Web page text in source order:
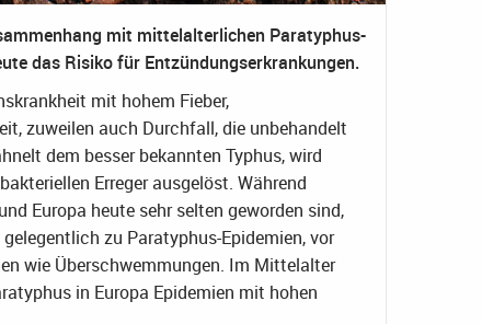
mit mittelalterlichen Paratyphus-
das Risiko für Entzündungserkrankungen.
mit hohem Fieber,
zuweilen auch Durchfall, die unbehandelt
dem besser bekannten Typhus, wird
Erreger ausgelöst. Während
Europa heute sehr selten geworden sind,
zu Paratyphus-Epidemien, vor
wie Überschwemmungen. Im Mittelalter
in Europa Epidemien mit hohen